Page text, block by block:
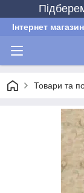
Інтернет
Товари та